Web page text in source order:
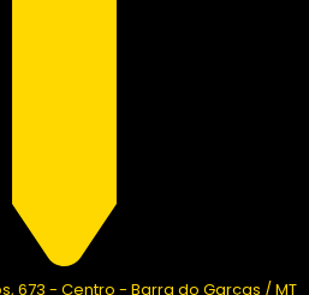
673 - Centro - Barra do Garças / MT